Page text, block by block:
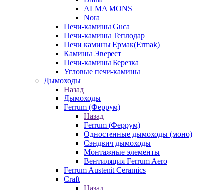
ALMA MONS
Nora
Печи-камины Guca
Печи-камины Теплодар
Печи камины Ермак(Ermak)
Камины Эверест
Печи-камины Березка
Угловые печи-камины
Дымоходы
Назад
Дымоходы
Ferrum (Феррум)
Назад
Ferrum (Феррум)
Одностенные дымоходы (моно)
Сэндвич дымоходы
Монтажные элементы
Вентиляция Ferrum Aero
Ferrum Austenit Ceramics
Craft
Назад